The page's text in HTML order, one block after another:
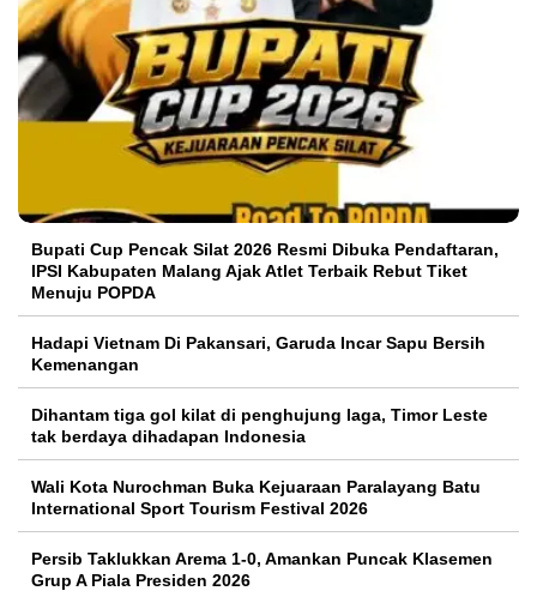
Bupati Cup Pencak Silat 2026 Resmi Dibuka Pendaftaran,
IPSI Kabupaten Malang Ajak Atlet Terbaik Rebut Tiket
Menuju POPDA
Hadapi Vietnam Di Pakansari, Garuda Incar Sapu Bersih
Kemenangan
Dihantam tiga gol kilat di penghujung laga, Timor Leste
tak berdaya dihadapan Indonesia
Wali Kota Nurochman Buka Kejuaraan Paralayang Batu
International Sport Tourism Festival 2026
Persib Taklukkan Arema 1-0, Amankan Puncak Klasemen
Grup A Piala Presiden 2026